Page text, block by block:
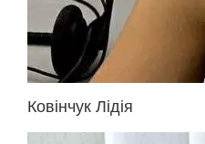
Ковінчук Лідія